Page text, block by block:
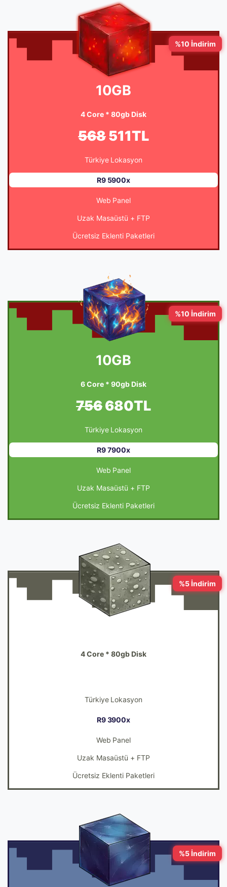
%10 İndirim
10GB
4 Core * 80gb Disk
568511TL
Türkiye Lokasyon
R9 5900x
Web Panel
Uzak Masaüstü + FTP
Ücretsiz Eklenti Paketleri
%10 İndirim
10GB
6 Core * 90gb Disk
756680TL
Türkiye Lokasyon
R9 7900x
Web Panel
Uzak Masaüstü + FTP
Ücretsiz Eklenti Paketleri
%5 İndirim
4 Core * 80gb Disk
Türkiye Lokasyon
R9 3900x
Web Panel
Uzak Masaüstü + FTP
Ücretsiz Eklenti Paketleri
%5 İndirim